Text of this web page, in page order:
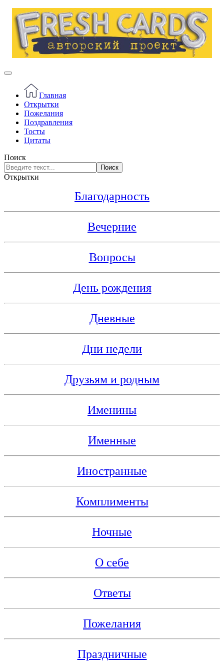
Главная
Открытки
Пожелания
Поздравления
Тосты
Цитаты
Поиск
Поиск
Открытки
Благодарность
Вечерние
Вопросы
День рождения
Дневные
Дни недели
Друзьям и родным
Именины
Именные
Иностранные
Комплименты
Ночные
О себе
Ответы
Пожелания
Праздничные